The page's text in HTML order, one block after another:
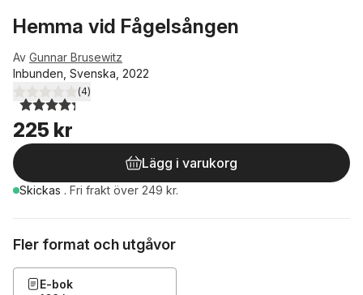
Hemma vid Fågelsången
Av Gunnar Brusewitz
Inbunden, Svenska, 2022
4,3utav 5 stjärnor. Totalt antal röster:
(4)
225 kr
Lägg i varukorg
Skickas . Fri frakt över 249 kr.
Fler format och utgåvor
E-bok